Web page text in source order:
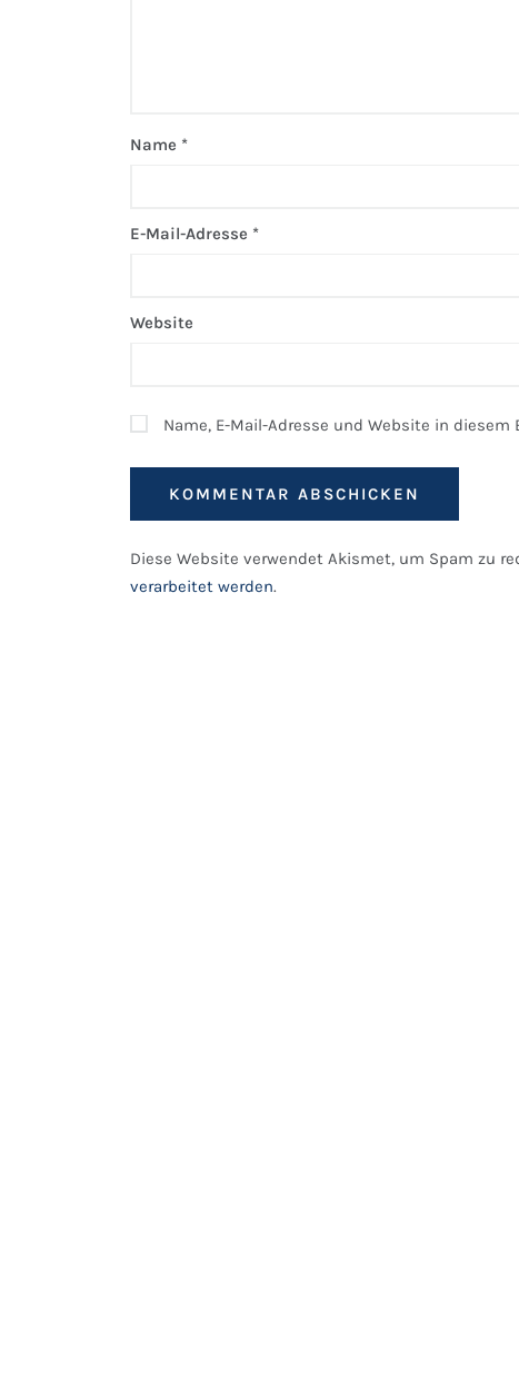
Name *
E-Mail-Adresse *
Website
Name, E-Mail-Adresse und Website in
Diese Website verwendet Akismet, um Spam zu
verarbeitet werden.